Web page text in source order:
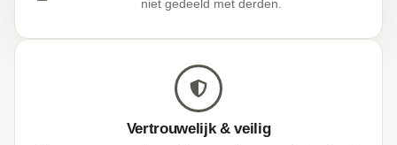
e
niet gedeeld met derden.
Vertrouwelijk & veilig